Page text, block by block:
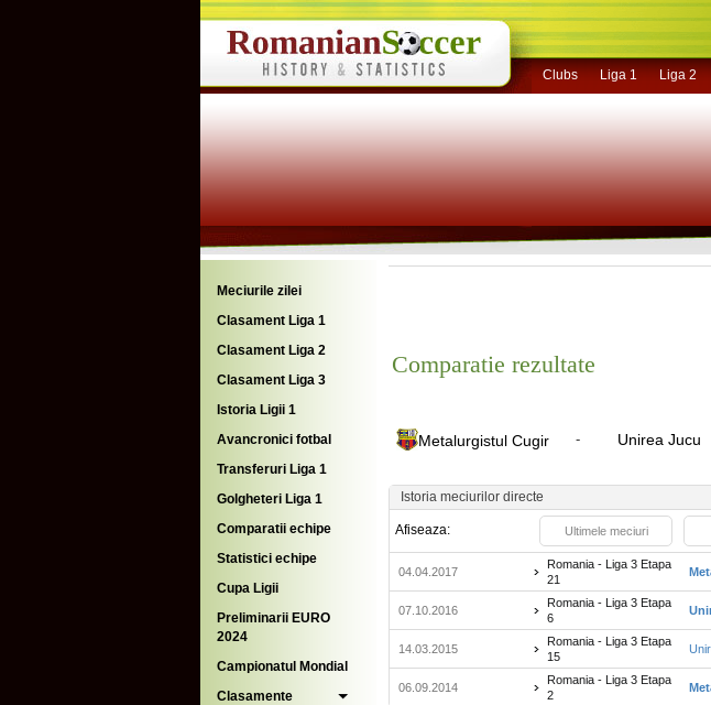
Clubs Liga 1 Liga 2
Meciurile zilei
Clasament Liga 1
Clasament Liga 2
Clasament Liga 3
Istoria Ligii 1
Avancronici fotbal
Transferuri Liga 1
Golgheteri Liga 1
Comparatii echipe
Statistici echipe
Cupa Ligii
Preliminarii EURO
2024
Campionatul Mondial
Clasamente
Comparatie rezultate
Metalurgistul Cugir - Unirea Jucu
Istoria meciurilor directe
Afiseaza: Ultimele meciuri
04.04.2017
Romania - Liga 3 Etapa
21
07.10.2016
Romania - Liga 3 Etapa
6
14.03.2015
Romania - Liga 3 Etapa
15
06.09.2014
Romania - Liga 3 Etapa
2